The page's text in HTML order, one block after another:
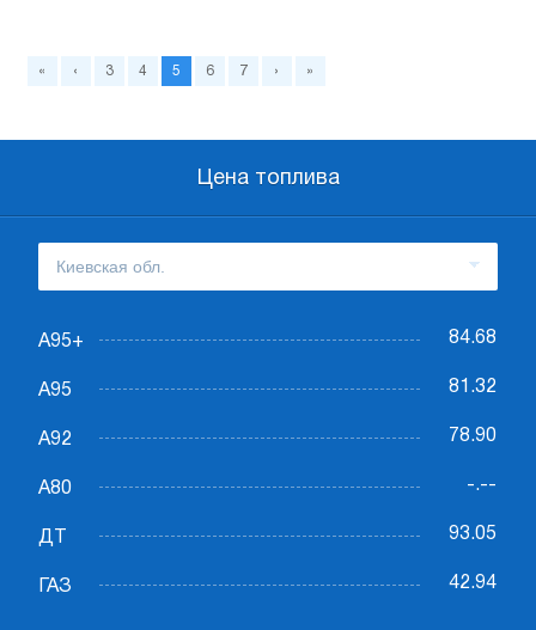
« ‹ 3 4 5 6 7 › »
Цена топлива
А95+ 84.68
А95 81.32
А92 78.90
А80 -.--
ДТ 93.05
ГАЗ 42.94